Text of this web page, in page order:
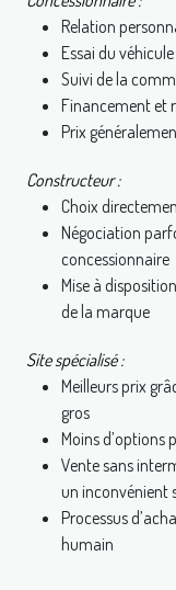
Relation
Essai du
Suivi de la
Financement et
Prix
Constructeur :
Choix
Négociation
concessionnaire
Mise à
de la marque
Site spécialisé :
Meilleurs prix
gros
Moins d’options
Vente sans
un inconvénient
Processus
humain